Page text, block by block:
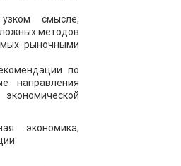
смысле,
методов
рыночными
по
направления
экономика;